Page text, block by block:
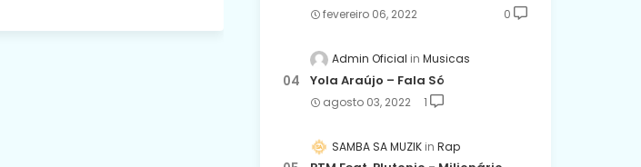
fevereiro 06, 2022 0
Admin Oficial Musicas
Yola Araújo – Fala Só
agosto 03, 2022 1
SAMBA SA MUZIK Rap